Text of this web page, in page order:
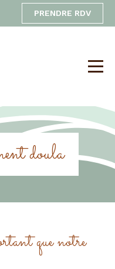
PRENDRE RDV
doula
que notre